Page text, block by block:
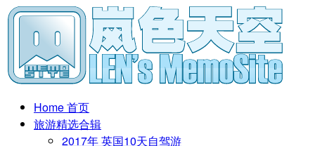
Home 首页
旅游精选合辑
2017年 英国10天自驾游